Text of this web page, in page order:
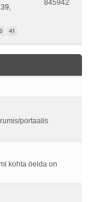
41
845942
portaalis
kohta öelda on